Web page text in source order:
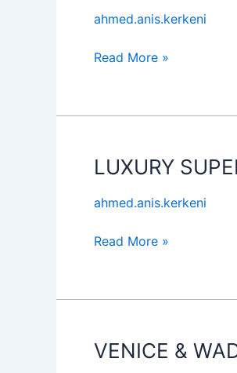
ahmed.anis.kerkeni
Read More »
LUXURY
ahmed.anis.kerkeni
LUXURY
YACHT
Read More »
VENICE &
VENICE